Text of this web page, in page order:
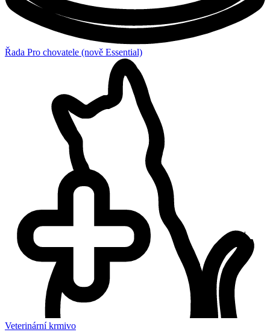
Řada Pro chovatele (nově Essential)
Veterinární krmivo